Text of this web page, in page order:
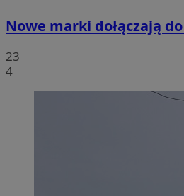
Nowe marki dołączają
23
4